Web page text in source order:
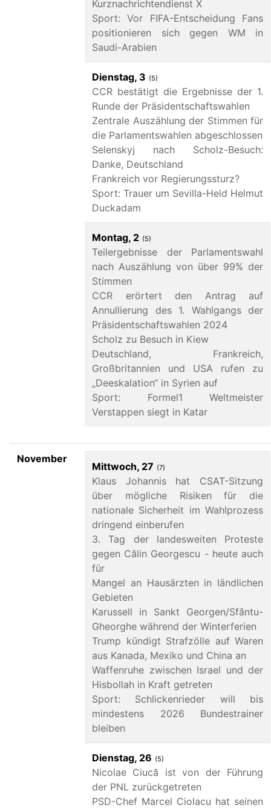
Kurznachrichtendienst X
Sport: Vor FIFA-Entscheidung Fans
positionieren sich gegen WM in
Saudi-Arabien
Dienstag, 3 (5)
CCR bestätigt die Ergebnisse der 1.
Runde der Präsidentschaftswahlen
Zentrale Auszählung der Stimmen für
die Parlamentswahlen abgeschlossen
Selenskyj nach Scholz-Besuch:
Danke, Deutschland
Frankreich vor Regierungssturz?
Sport: Trauer um Sevilla-Held Helmut
Duckadam
Montag, 2 (5)
Teilergebnisse der Parlamentswahl
nach Auszählung von über 99% der
Stimmen
CCR erörtert den Antrag auf
Annullierung des 1. Wahlgangs der
Präsidentschaftswahlen 2024
Scholz zu Besuch in Kiew
Deutschland, Frankreich,
Großbritannien und USA rufen zu
„Deeskalation“ in Syrien auf
Sport: Formel1 Weltmeister
Verstappen siegt in Katar
November
Mittwoch, 27 (7)
Klaus Johannis hat CSAT-Sitzung
über mögliche Risiken für die
nationale Sicherheit im Wahlprozess
dringend einberufen
3. Tag der landesweiten Proteste
gegen Călin Georgescu - heute auch
für
Mangel an Hausärzten in ländlichen
Gebieten
Karussell in Sankt Georgen/Sfântu-
Gheorghe während der Winterferien
Trump kündigt Strafzölle auf Waren
aus Kanada, Mexiko und China an
Waffenruhe zwischen Israel und der
Hisbollah in Kraft getreten
Sport: Schlickenrieder will bis
mindestens 2026 Bundestrainer
bleiben
Dienstag, 26 (5)
Nicolae Ciucă ist von der Führung
der PNL zurückgetreten
PSD-Chef Marcel Ciolacu hat seinen